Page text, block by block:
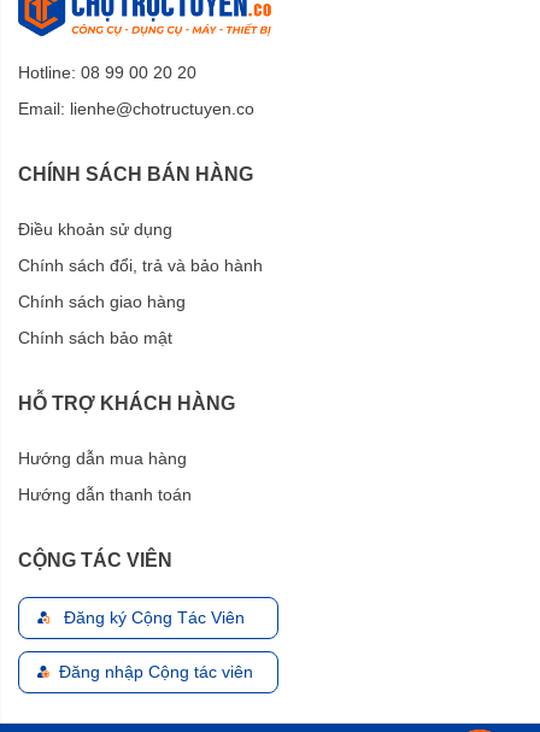
HW111
Rửa xe đạp, xe mô tô và xe máy, xe hơi gia đình
Làm sạch máy móc và dụng cụ làm vườn
Vệ sinh vật dụng trong gia đình
Tắm cho vật nuôi
Vệ sinh chuồng trại
Đánh bay bụi bẩn, rêu mốc lâu ngày ở tường nhà, trên
cửa
Hotline: 08 99 00 20 20
Email: lienhe@chotructuyen.co
CHÍNH SÁCH BÁN HÀNG
Điều khoản sử dụng
Chính sách đổi, trả và bảo hành
Chính sách giao hàng
Chính sách bảo mật
HỖ TRỢ KHÁCH HÀNG
Hướng dẫn mua hàng
Hướng dẫn thanh toán
CỘNG TÁC VIÊN
Đăng ký Cộng Tác Viên
Đăng nhập Cộng tác viên